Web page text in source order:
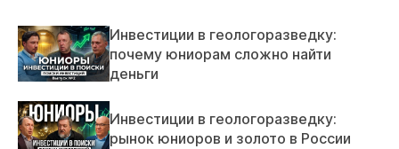
Инвестиции в геологоразведку:
почему юниорам сложно найти
деньги
Инвестиции в геологоразведку:
рынок юниоров и золото в России